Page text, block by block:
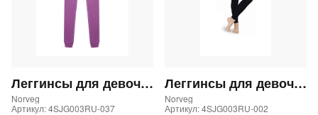
Леггинсы для девочек
Norveg
Артикул: 4SJG003RU-037
Леггинсы для девочек
Norveg
Артикул: 4SJG003RU-002